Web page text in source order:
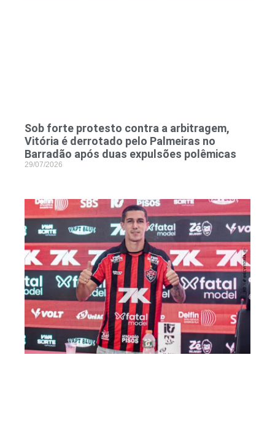
Sob forte protesto contra a arbitragem,
Vitória é derrotado pelo Palmeiras no
Barradão após duas expulsões polêmicas
29/07/2026